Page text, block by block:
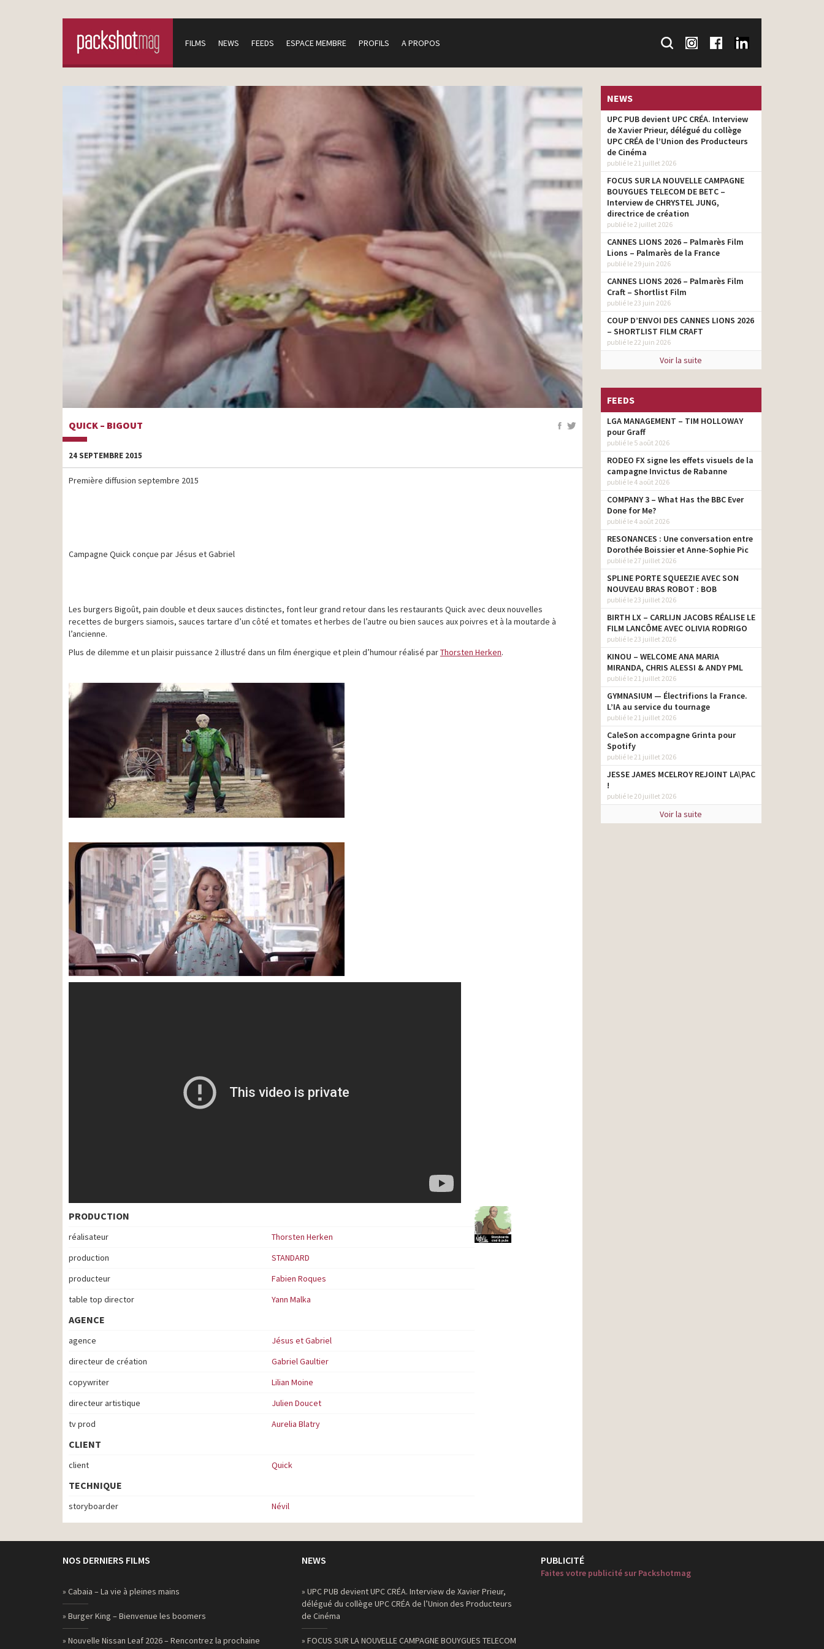
FILMS NEWS FEEDS ESPACE MEMBRE PROFILS A PROPOS
QUICK – BIGOUT
24 SEPTEMBRE 2015
Première diffusion septembre 2015
Campagne Quick conçue par Jésus et Gabriel
Les burgers Bigoût, pain double et deux sauces distinctes, font leur grand retour dans les restaurants Quick avec deux nouvelles
recettes de burgers siamois, sauces tartare d’un côté et tomates et herbes de l’autre ou bien sauces aux poivres et à la moutarde à
l’ancienne.
Plus de dilemme et un plaisir puissance 2 illustré dans un film énergique et plein d’humour réalisé parThorsten Herken.
PRODUCTION
réalisateur
Thorsten Herken
production
STANDARD
producteur
Fabien Roques
table top director
Yann Malka
AGENCE
agence
Jésus et Gabriel
directeur de création
Gabriel Gaultier
copywriter
Lilian Moine
directeur artistique
Julien Doucet
tv prod
Aurelia Blatry
CLIENT
client Quick
TECHNIQUE
storyboarder Névil
NEWS
UPC PUB devient UPC CRÉA. Interview
de Xavier Prieur, délégué du collège
UPC CRÉA de l’Union des Producteurs
de Cinéma
publié le 21 juillet 2026
FOCUS SUR LA NOUVELLE CAMPAGNE
BOUYGUES TELECOM DE BETC –
Interview de CHRYSTEL JUNG,
directrice de création
publié le 2 juillet 2026
CANNES LIONS 2026 – Palmarès Film
Lions – Palmarès de la France
publié le 29 juin 2026
CANNES LIONS 2026 – Palmarès Film
Craft – Shortlist Film
publié le 23 juin 2026
COUP D’ENVOI DES CANNES LIONS 2026
– SHORTLIST FILM CRAFT
publié le 22 juin 2026
Voir la suite
FEEDS
LGA MANAGEMENT – TIM HOLLOWAY
pour Graff
publié le 5 août 2026
RODEO FX signe les effets visuels de la
campagne Invictus de Rabanne
publié le 4 août 2026
COMPANY 3 – What Has the BBC Ever
Done for Me?
publié le 4 août 2026
RESONANCES : Une conversation entre
Dorothée Boissier et Anne-Sophie Pic
publié le 27 juillet 2026
SPLINE PORTE SQUEEZIE AVEC SON
NOUVEAU BRAS ROBOT : BOB
publié le 23 juillet 2026
BIRTH LX – CARLIJN JACOBS RÉALISE LE
FILM LANCÔME AVEC OLIVIA RODRIGO
publié le 23 juillet 2026
KINOU – WELCOME ANA MARIA
MIRANDA, CHRIS ALESSI & ANDY PML
publié le 21 juillet 2026
GYMNASIUM — Électrifions la France.
L’IA au service du tournage
publié le 21 juillet 2026
CaleSon accompagne Grinta pour
Spotify
publié le 21 juillet 2026
JESSE JAMES MCELROY REJOINT LA\PAC
!
publié le 20 juillet 2026
Voir la suite
NOS DERNIERS FILMS
» Cabaia – La vie à pleines mains
» Burger King – Bienvenue les boomers
» Nouvelle Nissan Leaf 2026 – Rencontrez la prochaine
NEWS
» UPC PUB devient UPC CRÉA. Interview de Xavier Prieur,
délégué du collège UPC CRÉA de l’Union des Producteurs
de Cinéma
» FOCUS SUR LA NOUVELLE CAMPAGNE BOUYGUES TELECOM
PUBLICITÉ
Faites votre publicité sur Packshotmag